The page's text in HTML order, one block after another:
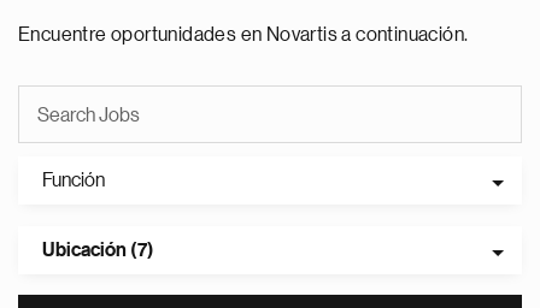
Encuentre oportunidades en Novartis a continuación.
Función
Ubicación (7)